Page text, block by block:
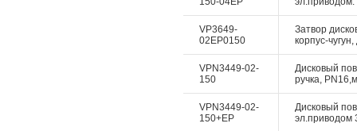
VP3649-
02EP0150
Затвор
корпус-
VPN3449-02-
150
Дисковый
ручка,
VPN3449-02-
150+EP
Дисковый
эл.приводом